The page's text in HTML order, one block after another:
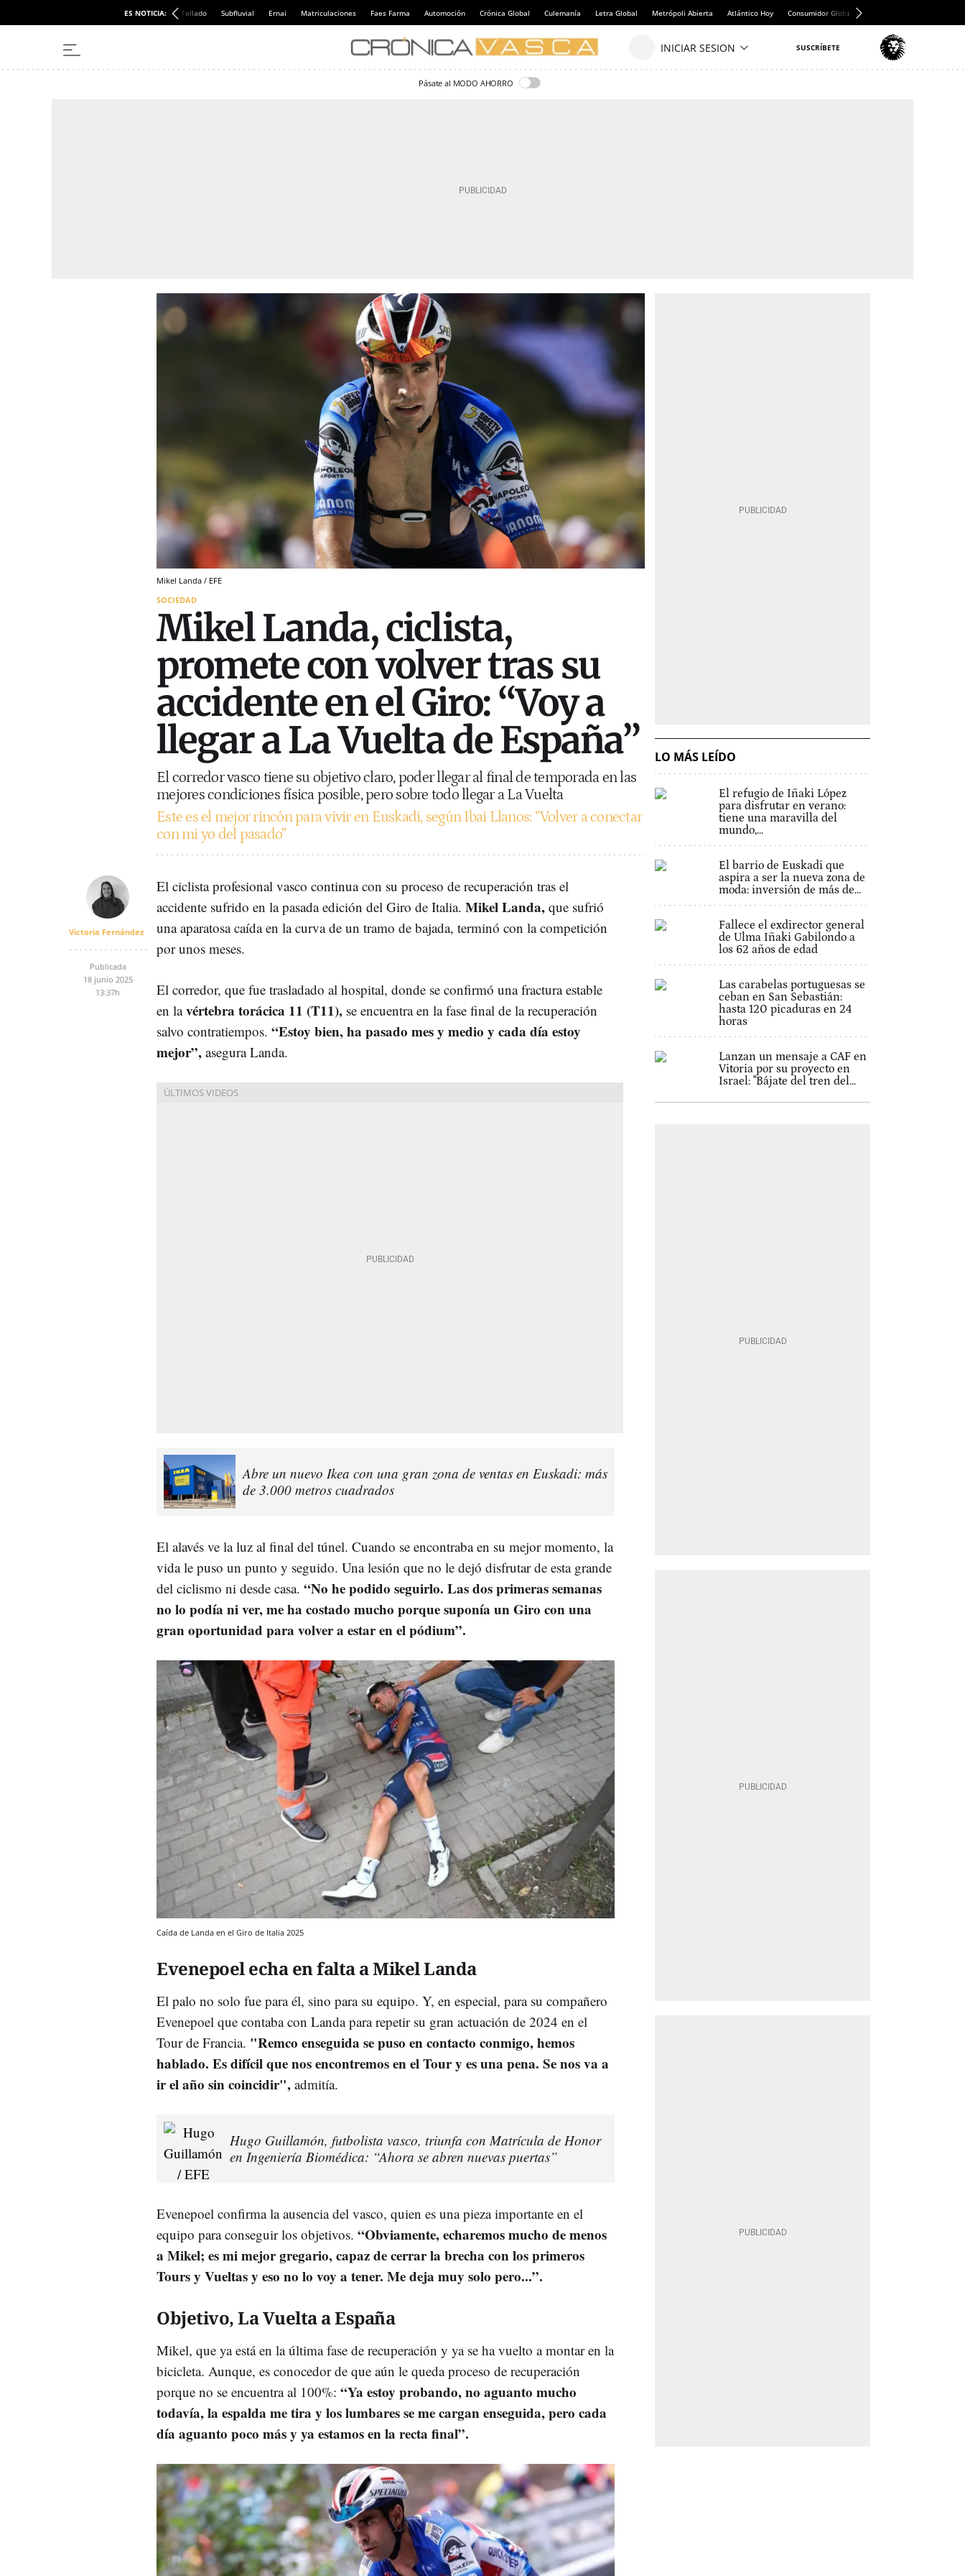
ES NOTICIA: Tellado Subfluvial Ernai Matriculaciones Faes Farma Automoción Crónica Global Culemanía Letra Global Metrópoli Abierta Atlántico Hoy Consumidor Global
Pásate al MODO AHORRO
Mikel Landa / EFE
SOCIEDAD
Mikel Landa, ciclista,
promete con volver tras su
accidente en el Giro: “Voy a
llegar a La Vuelta de España”
El corredor vasco tiene su objetivo claro, poder llegar al final de temporada en las
mejores condiciones física posible, pero sobre todo llegar a La Vuelta
Este es el mejor rincón para vivir en Euskadi, según Ibai Llanos: “Volver a conectar
con mi yo del pasado”
Victoria Fernández
Publicada
18 junio 2025
13:37h
El ciclista profesional vasco continua con su proceso de recuperación tras el
accidente sufrido en la pasada edición del Giro de Italia. Mikel Landa, que sufrió
una aparatosa caída en la curva de un tramo de bajada, terminó con la competición
por unos meses.
El corredor, que fue trasladado al hospital, donde se confirmó una fractura estable
en lavértebra torácica 11 (T11), se encuentra en la fase final de la recuperación
salvo contratiempos. “Estoy bien, ha pasado mes y medio y cada día estoy
mejor”, asegura Landa.
Abre un nuevo Ikea con una gran zona de ventas en Euskadi: más
de 3.000 metros cuadrados
El alavés ve la luz al final del túnel. Cuando se encontraba en su mejor momento, la
vida le puso un punto y seguido. Una lesión que no le dejó disfrutar de esta grande
del ciclismo ni desde casa. “No he podido seguirlo. Las dos primeras semanas
no lo podía ni ver, me ha costado mucho porque suponía un Giro con una
gran oportunidad para volver a estar en el pódium”.
Caída de Landa en el Giro de Italia 2025
Evenepoel echa en falta a Mikel Landa
El palo no solo fue para él, sino para su equipo. Y, en especial, para su compañero
Evenepoel que contaba con Landa para repetir su gran actuación de 2024 en el
Tour de Francia. "Remco enseguida se puso en contacto conmigo, hemos
hablado. Es difícil que nos encontremos en el Tour y es una pena. Se nos va a
ir el año sin coincidir", admitía.
Hugo Guillamón, futbolista vasco, triunfa con Matrícula de Honor
en Ingeniería Biomédica: “Ahora se abren nuevas puertas”
Evenepoel confirma la ausencia del vasco, quien es una pieza importante en el
equipo para conseguir los objetivos. “Obviamente, echaremos mucho de menos
a Mikel; es mi mejor gregario, capaz de cerrar la brecha con los primeros
Tours y Vueltas y eso no lo voy a tener. Me deja muy solo pero...”.
Objetivo, La Vuelta a España
Mikel, que ya está en la última fase de recuperación y ya se ha vuelto a montar en la
bicicleta. Aunque, es conocedor de que aún le queda proceso de recuperación
porque no se encuentra al 100%: “Ya estoy probando, no aguanto mucho
todavía, la espalda me tira y los lumbares se me cargan enseguida, pero cada
día aguanto poco más y ya estamos en la recta final”.
LO MÁS LEÍDO
El refugio de Iñaki López
para disfrutar en verano:
tiene una maravilla del
mundo,...
El barrio de Euskadi que
aspira a ser la nueva zona de
moda: inversión de más de...
Fallece el exdirector general
de Ulma Iñaki Gabilondo a
los 62 años de edad
Las carabelas portuguesas se
ceban en San Sebastián:
hasta 120 picaduras en 24
horas
Lanzan un mensaje a CAF en
Vitoria por su proyecto en
Israel: "Bájate del tren del...